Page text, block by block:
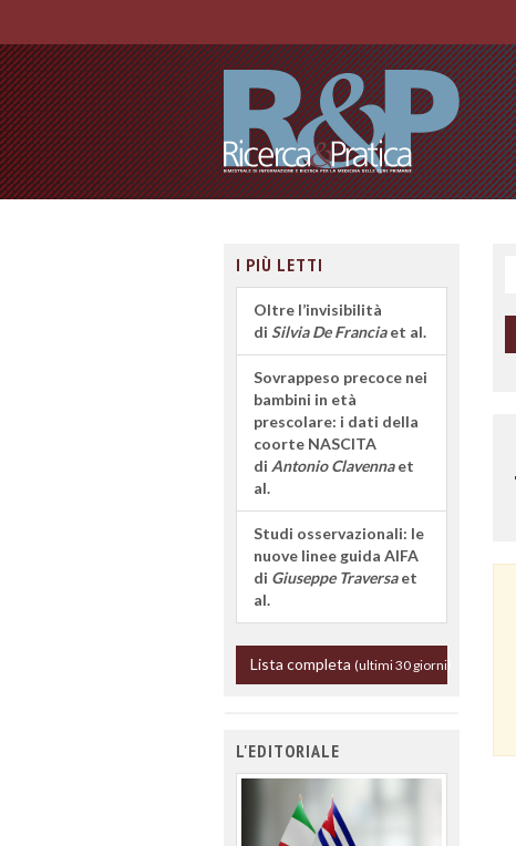
I PIÙ LETTI
Oltre l’invisibilità
di Silvia De Franciaet al.
Sovrappeso precoce nei
bambini in età
prescolare: i dati della
coorte NASCITA
di Antonio Clavennaet
al.
Studi osservazionali: le
nuove linee guida AIFA
di Giuseppe Traversaet
al.
Lista completa (ultimi 30 giorni)
L'EDITORIALE